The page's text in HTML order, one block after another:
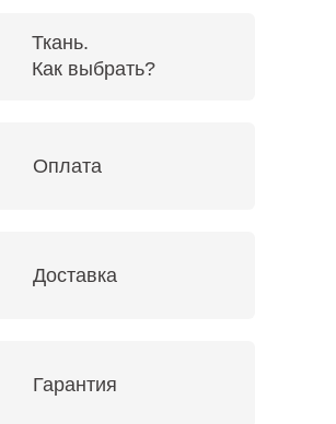
Гарантия
Оплата
Ткань.
Как выбрать?
Доставка